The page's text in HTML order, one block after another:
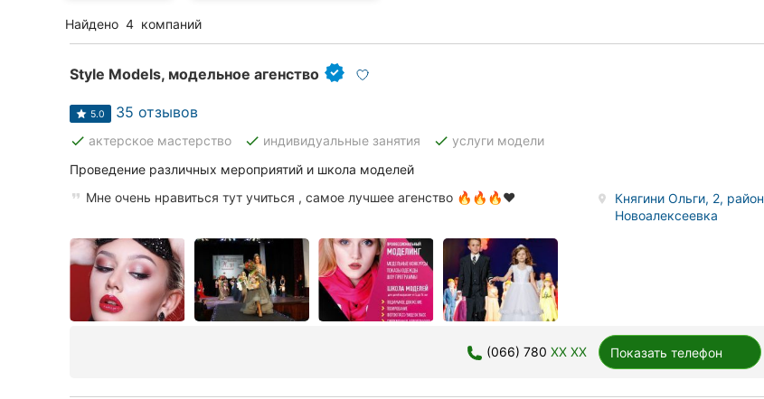
Автошколы
Рестораны
Все рубрики
Все города:
Винница
Житомир
Найдено 4 компаний
Style Models, модельное агенство
5.0 35 отзывов
done актерское мастерство done индивидуальные занятия done услуги модели
Проведение различных мероприятий и школа моделей
Мне очень нравиться тут учиться , самое лучшее агенство 🔥🔥🔥❤️
Княгини Ольги, 2, район
Новоалексеевка
(066) 780 XX XX Показать телефон